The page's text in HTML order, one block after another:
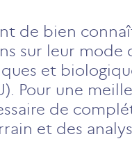
de bien
sur leur mode
et
Pour une
de
et des